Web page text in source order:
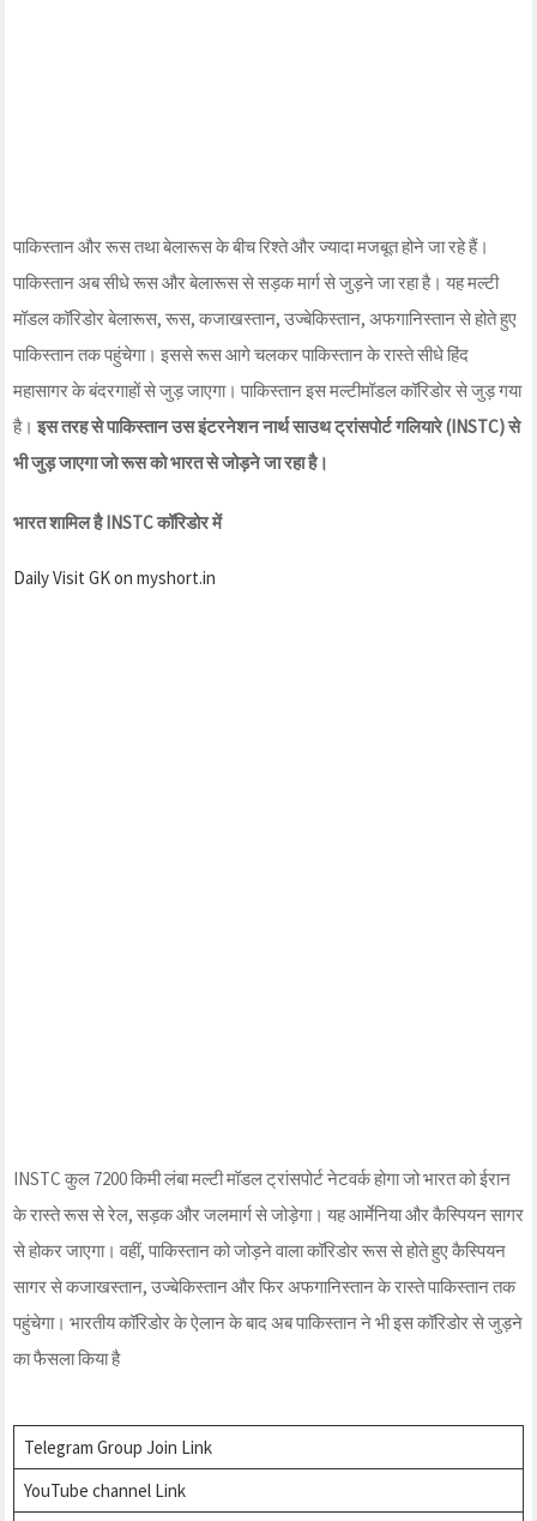
पाकिस्‍तान और रूस तथा बेलारूस के बीच रिश्‍ते और ज्‍यादा मजबूत होने जा रहे हैं।
पाकिस्‍तान अब सीधे रूस और बेलारूस से सड़क मार्ग से जुड़ने जा रहा है। यह मल्‍टी
मॉडल कॉरिडोर बेलारूस, रूस, कजाखस्‍तान, उज्‍बेकिस्‍तान, अफगानिस्‍तान से होते हुए
पाकिस्‍तान तक पहुंचेगा। इससे रूस आगे चलकर पाकिस्‍तान के रास्‍ते सीधे हिंद
महासागर के बंदरगाहों से जुड़ जाएगा। पाकिस्‍तान इस मल्‍टीमॉडल कॉरिडोर से जुड़ गया
है। इस तरह से पाकिस्‍तान उस इंटरनेशन नार्थ साउथ ट्रांसपोर्ट गलियारे (INSTC) से
भी जुड़ जाएगा जो रूस को भारत से जोड़ने जा रहा है।
भारत शामिल है INSTC कॉरिडोर में
Daily Visit GK on myshort.in
INSTC कुल 7200 किमी लंबा मल्टी मॉडल ट्रांसपोर्ट नेटवर्क होगा जो भारत को ईरान
के रास्ते रूस से रेल, सड़क और जलमार्ग से जोड़ेगा। यह आर्मेनिया और कैस्पियन सागर
से होकर जाएगा। वहीं, पाकिस्तान को जोड़ने वाला कॉरिडोर रूस से होते हुए कैस्पियन
सागर से कजाखस्तान, उज्बेकिस्तान और फिर अफगानिस्तान के रास्ते पाकिस्तान तक
पहुंचेगा। भारतीय कॉरिडोर के ऐलान के बाद अब पाकिस्तान ने भी इस कॉरिडोर से जुड़ने
का फैसला किया है
Telegram Group Join Link
YouTube channel Link